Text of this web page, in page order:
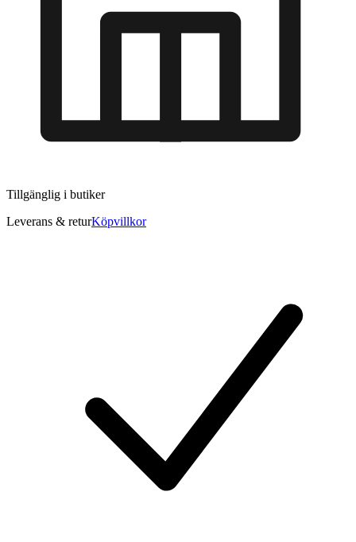
Tillgänglig i butiker
Leverans & returKöpvillkor